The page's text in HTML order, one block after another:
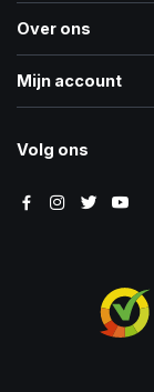
Over ons
Mijn account
Volg ons